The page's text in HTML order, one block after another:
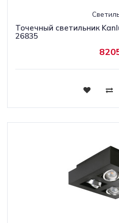
Точечный светильник
26835